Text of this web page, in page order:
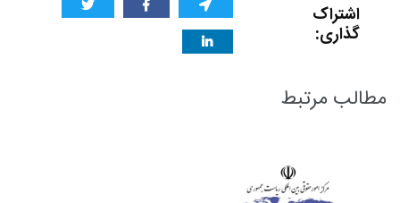
اشتراک
گذاری:
مطالب مرتبط